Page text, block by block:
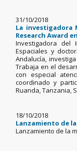
31/10/2018
La investigadora
Research Award
Investigadora del
Espaciales y
Andalucía,
Trabaja en el
con especial
coordinado y
Ruanda, Tanzania,
18/10/2018
Lanzamiento de
Lanzamiento de la